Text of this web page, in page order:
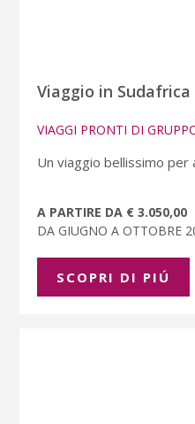
Viaggio in
VIAGGI PRONTI DI
Un viaggio bellissimo
A PARTIRE DA € 3.050,00
DA GIUGNO A OTTOBRE
SCOPRI DI PIÚ